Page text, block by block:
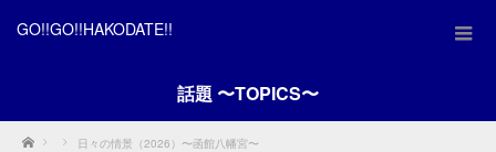
GO!!GO!!HAKODATE!!
話題 〜TOPICS〜
Home 日々の情景（2026）〜函館八幡宮〜